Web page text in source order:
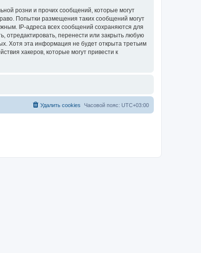
розни и прочих сообщений, которые могут
Попытки размещения таких сообщений могут
IP-адреса всех сообщений сохраняются для
отредактировать, перенести или закрыть любую
Хотя эта информация не будет открыта третьим
хакеров, которые могут привести к
Часовой пояс: UTC+03:00
Удалить cookies